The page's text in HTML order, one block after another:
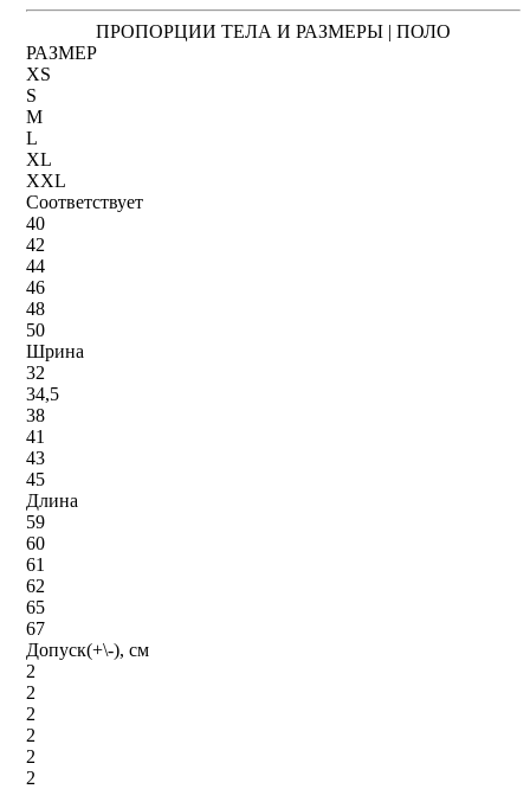
ПРОПОРЦИИ ТЕЛА И РАЗМЕРЫ | ПОЛО
РАЗМЕР
XS
S
M
L
XL
XXL
Соответствует
40
42
44
46
48
50
Шрина
32
34,5
38
41
43
45
Длина
59
60
61
62
65
67
Допуск(+\-), см
2
2
2
2
2
2